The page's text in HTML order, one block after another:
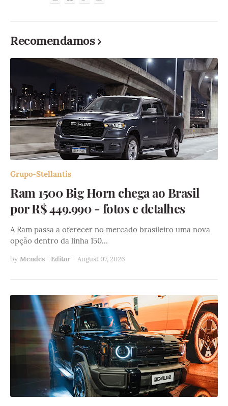
Recomendamos
Grupo-Stellantis
Ram 1500 Big Horn chega ao Brasil
por R$ 449.990 - fotos e detalhes
A Ram passa a oferecer no mercado brasileiro uma nova
opção dentro da linha 150…
by Mendes - Editor - August 07, 2026